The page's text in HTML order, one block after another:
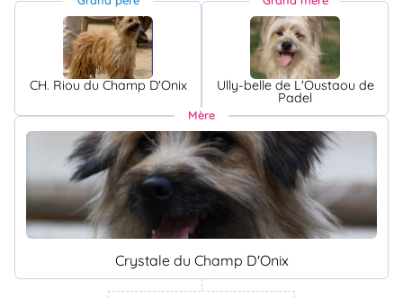
CH. Riou du Champ D'Onix Ully-belle de L'Oustaou de
Padel
Mère
Crystale du Champ D'Onix